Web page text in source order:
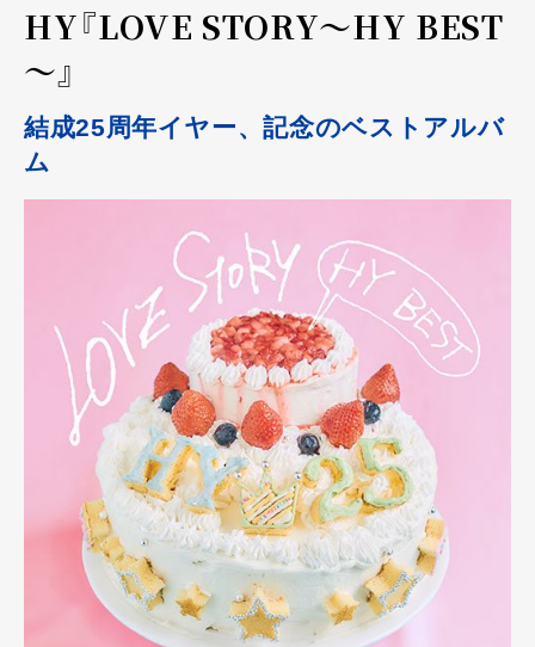
HY『LOVE STORY～HY BEST
～』
結成25周年イヤー、記念のベストアルバ
ム